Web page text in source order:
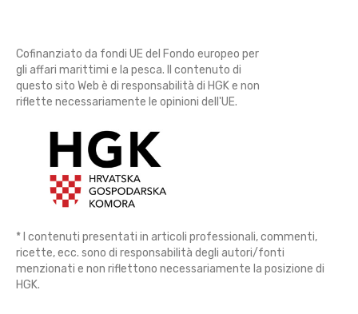
Cofinanziato da fondi UE del Fondo europeo per
gli affari marittimi e la pesca. Il contenuto di
questo sito Web è di responsabilità di HGK e non
riflette necessariamente le opinioni dell'UE.
* I contenuti presentati in articoli professionali, commenti,
ricette, ecc. sono di responsabilità degli autori/fonti
menzionati e non riflettono necessariamente la posizione di
HGK.